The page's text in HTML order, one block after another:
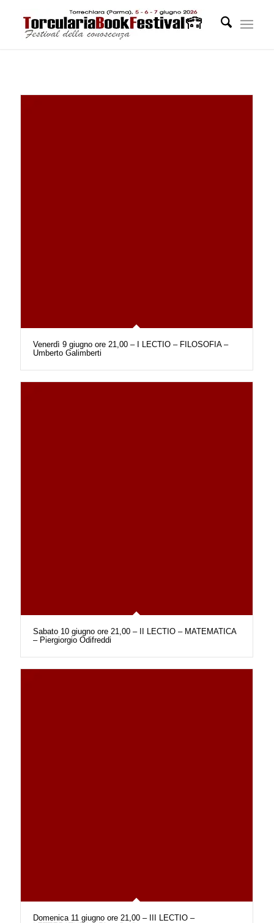
Venerdì 9 giugno ore 21,00 – I LECTIO – FILOSOFIA –
Umberto Galimberti
Sabato 10 giugno ore 21,00 – II LECTIO – MATEMATICA
– Piergiorgio Odifreddi
Domenica 11 giugno ore 21,00 – III LECTIO –